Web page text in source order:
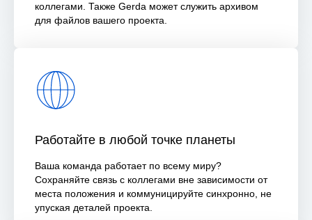
коллегами. Также Gerda может служить архивом
для файлов вашего проекта.
Работайте в любой точке планеты
Ваша команда работает по всему миру?
Сохраняйте связь с коллегами вне зависимости от
места положения и коммуницируйте синхронно, не
упуская деталей проекта.